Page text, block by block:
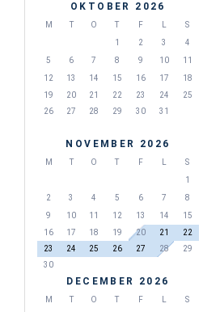
OKTOBER 2026
M O F L
S
1
2 3
4
5
6 7 8 9 10
11
12
13 14 15 16 17
18
19
20 21 22 23 24
25
26
27 28 29 30 31
NOVEMBER 2026
M O F L
S
1
2
3 4 5 6 7
8
9
10 11 12 13 14
15
16
17 18 19 20 21
22
23
24 25 26 27 28
29
30
DECEMBER 2026
M O F L
S